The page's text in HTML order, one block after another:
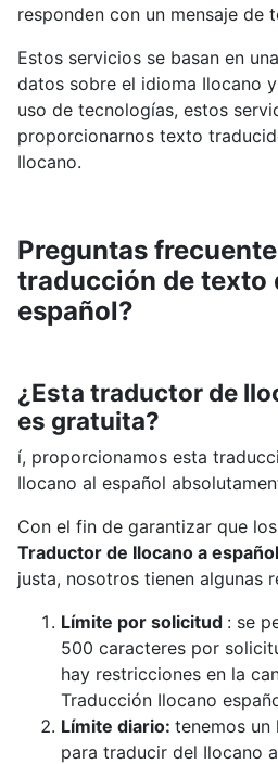
responden con un mensaje de
Estos servicios se basan en
datos sobre el idioma Ilocano
uso de tecnologías, estos
proporcionarnos texto
Ilocano.
Preguntas
traducción de texto
español?
¿Esta traductor de
es gratuita?
í, proporcionamos esta
Ilocano al español
Con el fin de garantizar que
Traductor de Ilocano a español
justa, nosotros tienen algunas
Límite por solicitud : se
500 caracteres por
hay restricciones en la
Traducción Ilocano
Límite diario: tenemos
para traducir del Ilocano